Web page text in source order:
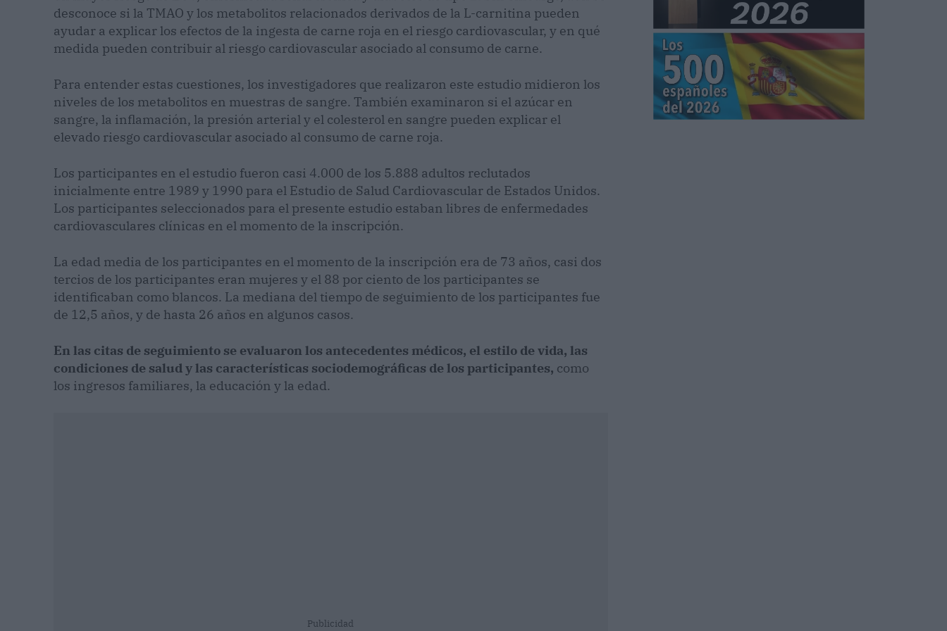
desconoce si la TMAO y los metabolitos relacionados derivados de la L-carnitina pueden
ayudar a explicar los efectos de la ingesta de carne roja en el riesgo cardiovascular, y en qué
medida pueden contribuir al riesgo cardiovascular asociado al consumo de carne.
Para entender estas cuestiones, los investigadores que realizaron este estudio midieron los
niveles de los metabolitos en muestras de sangre. También examinaron si el azúcar en
sangre, la inflamación, la presión arterial y el colesterol en sangre pueden explicar el
elevado riesgo cardiovascular asociado al consumo de carne roja.
Los participantes en el estudio fueron casi 4.000 de los 5.888 adultos reclutados
inicialmente entre 1989 y 1990 para el Estudio de Salud Cardiovascular de Estados Unidos.
Los participantes seleccionados para el presente estudio estaban libres de enfermedades
cardiovasculares clínicas en el momento de la inscripción.
La edad media de los participantes en el momento de la inscripción era de 73 años, casi dos
tercios de los participantes eran mujeres y el 88 por ciento de los participantes se
identificaban como blancos. La mediana del tiempo de seguimiento de los participantes fue
de 12,5 años, y de hasta 26 años en algunos casos.
En las citas de seguimiento se evaluaron los antecedentes médicos, el estilo de vida, las
condiciones de salud y las características sociodemográficas de los participantes, como
los ingresos familiares, la educación y la edad.
Publicidad